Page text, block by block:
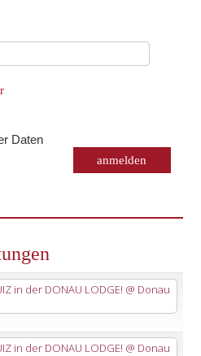
Daten
in der DONAU LODGE! @ Donau
in der DONAU LODGE! @ Donau